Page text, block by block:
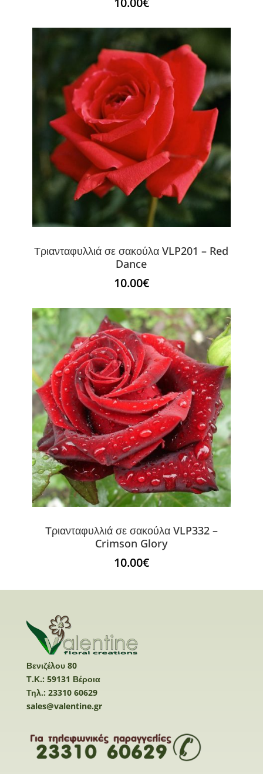
Τριανταφυλλιά σε σακούλα VLP201 – Red
Dance
10.00€
Τριανταφυλλιά σε σακούλα VLP332 –
Crimson Glory
10.00€
Βενιζέλου 80
Τ.Κ.: 59131 Βέροια
Τηλ.: 23310 60629
sales@valentine.gr